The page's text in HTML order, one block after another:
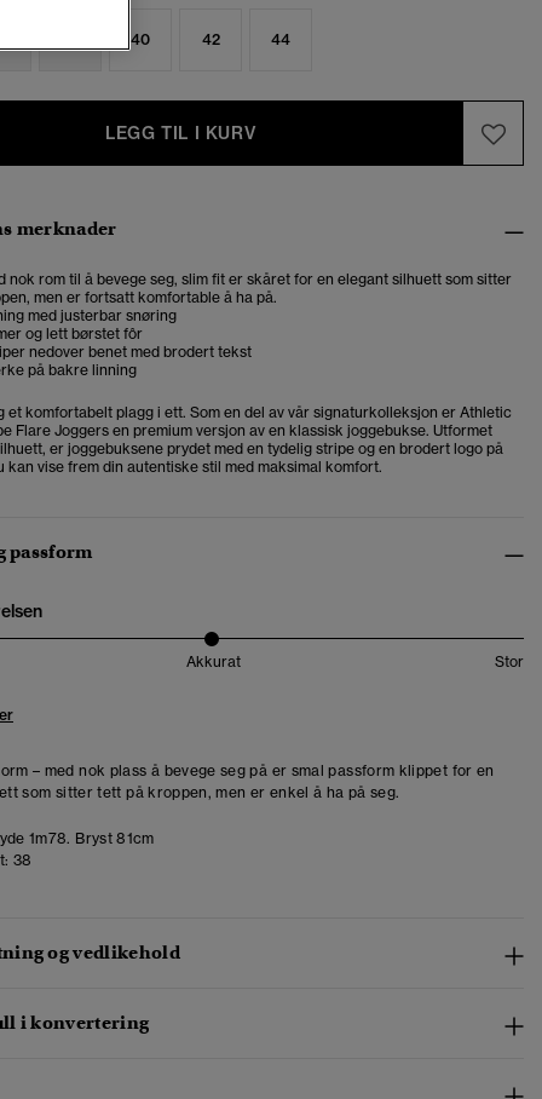
40 42 44
LEGG TIL I KURV
merknader
nok rom til å bevege seg, slim fit er skåret for en elegant silhuett som sitter
men er fortsatt komfortable å ha på.
med justerbar snøring
og lett børstet fôr
nedover benet med brodert tekst
på bakre linning
et komfortabelt plagg i ett. Som en del av vår signaturkolleksjon er Athletic
Flare Joggers en premium versjon av en klassisk joggebukse. Utformet
er joggebuksene prydet med en tydelig stripe og en brodert logo på
kan vise frem din autentiske stil med maksimal komfort.
passform
Akkurat Stor
– med nok plass å bevege seg på er smal passform klippet for en
som sitter tett på kroppen, men er enkel å ha på seg.
1m78. Bryst 81cm
38
og vedlikehold
i konvertering